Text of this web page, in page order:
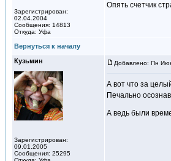
Зарегистрирован:
02.04.2004
Сообщения: 14813
Откуда: Уфа
Опять счетчик
Вернуться к началу
Кузьмин
Зарегистрирован:
09.01.2005
Сообщения: 25295
Добавлено: Пн
А вот что за
Печально
А ведь были